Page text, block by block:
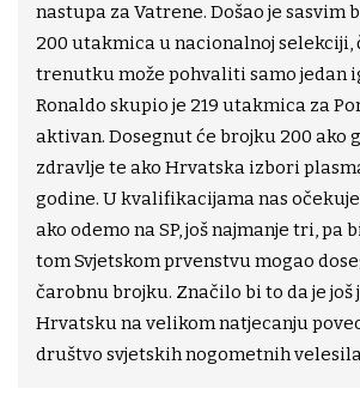
nastupa za Vatrene. Došao je sasvim
200 utakmica u nacionalnoj selekciji,
trenutku može pohvaliti samo jedan
Ronaldo skupio je 219 utakmica za
aktivan. Dosegnut će brojku 200 ako
zdravlje te ako Hrvatska izbori
godine. U kvalifikacijama nas
ako odemo na SP, još najmanje tri, pa
tom Svjetskom prvenstvu mogao
čarobnu brojku. Značilo bi to da je još
Hrvatsku na velikom natjecanju
društvo svjetskih nogometnih